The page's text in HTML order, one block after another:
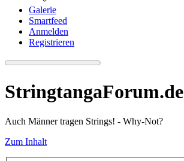
Galerie
Smartfeed
Anmelden
Registrieren
StringtangaForum.de
Auch Männer tragen Strings! - Why-Not?
Zum Inhalt